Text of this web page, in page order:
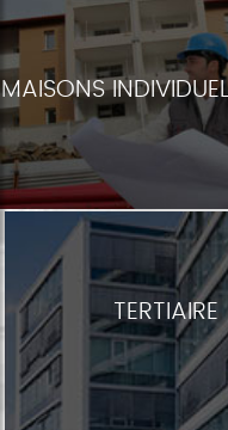
MAISONS